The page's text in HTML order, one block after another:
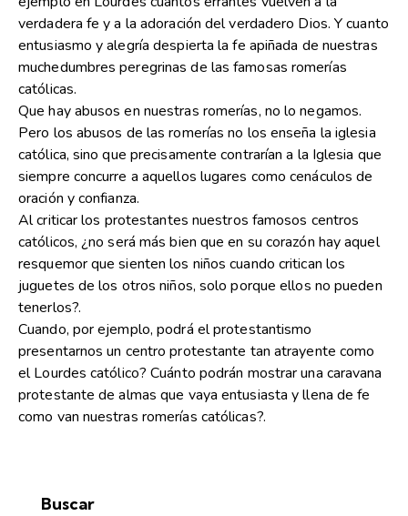
verdadera fe y a la adoración del verdadero Dios. Y cuanto
entusiasmo y alegría despierta la fe apiñada de nuestras
muchedumbres peregrinas de las famosas romerías
católicas.
Que hay abusos en nuestras romerías, no lo negamos.
Pero los abusos de las romerías no los enseña la iglesia
católica, sino que precisamente contrarían a la Iglesia que
siempre concurre a aquellos lugares como cenáculos de
oración y confianza.
Al criticar los protestantes nuestros famosos centros
católicos, ¿no será más bien que en su corazón hay aquel
resquemor que sienten los niños cuando critican los
juguetes de los otros niños, solo porque ellos no pueden
tenerlos?.
Cuando, por ejemplo, podrá el protestantismo
presentarnos un centro protestante tan atrayente como
el Lourdes católico? Cuánto podrán mostrar una caravana
protestante de almas que vaya entusiasta y llena de fe
como van nuestras romerías católicas?.
Buscar